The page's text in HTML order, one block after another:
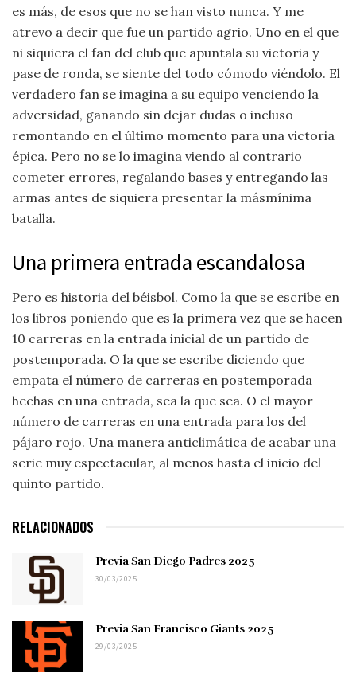
es más, de esos que no se han visto nunca. Y me
atrevo a decir que fue un partido agrio. Uno en el que
ni siquiera el fan del club que apuntala su victoria y
pase de ronda, se siente del todo cómodo viéndolo. El
verdadero fan se imagina a su equipo venciendo la
adversidad, ganando sin dejar dudas o incluso
remontando en el último momento para una victoria
épica. Pero no se lo imagina viendo al contrario
cometer errores, regalando bases y entregando las
armas antes de siquiera presentar la másmínima
batalla.
Una primera entrada escandalosa
Pero es historia del béisbol. Como la que se escribe en
los libros poniendo que es la primera vez que se hacen
10 carreras en la entrada inicial de un partido de
postemporada. O la que se escribe diciendo que
empata el número de carreras en postemporada
hechas en una entrada, sea la que sea. O el mayor
número de carreras en una entrada para los del
pájaro rojo. Una manera anticlimática de acabar una
serie muy espectacular, al menos hasta el inicio del
quinto partido.
RELACIONADOS
Previa San Diego Padres 2025
30/03/2025
Previa San Francisco Giants 2025
29/03/2025